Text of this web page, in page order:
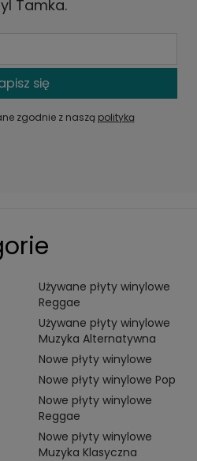
Tamka.
się
zgodnie z naszą polityką
Używane płyty winylowe
Reggae
Używane płyty winylowe
Muzyka Alternatywna
Nowe płyty winylowe
Nowe płyty winylowe Pop
Nowe płyty winylowe
Reggae
Nowe płyty winylowe
Muzyka Klasyczna